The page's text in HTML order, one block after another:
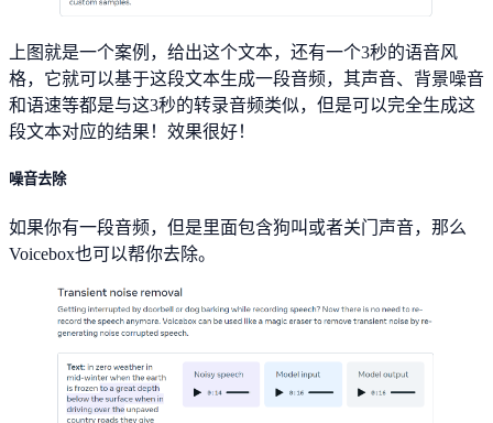
上图就是一个案例，给出这个文本，还有一个3秒的语音风
格，它就可以基于这段文本生成一段音频，其声音、背景噪音
和语速等都是与这3秒的转录音频类似，但是可以完全生成这
段文本对应的结果！效果很好！
噪音去除
如果你有一段音频，但是里面包含狗叫或者关门声音，那么
Voicebox也可以帮你去除。